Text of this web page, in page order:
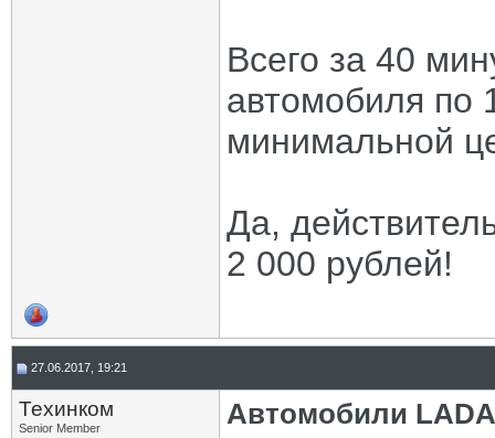
Всего за 40
автомобиля по
минимальной
Да,
2 000 рублей!
27.06.2017, 19:21
Техинком
Senior Member
Автомобили